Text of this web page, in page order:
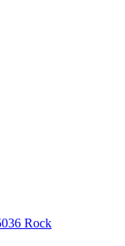
Rock